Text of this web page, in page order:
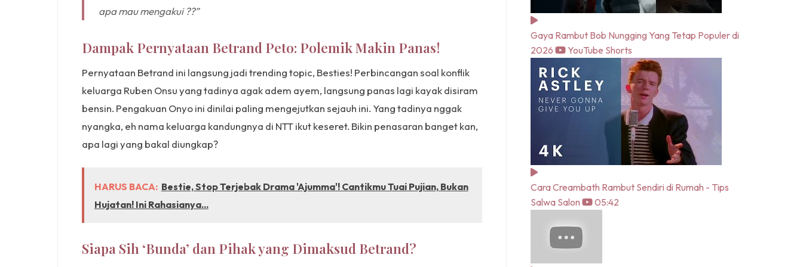
apa mau mengakui ??”
Dampak Pernyataan Betrand Peto: Polemik Makin Panas!
Pernyataan Betrand ini langsung jadi trending topic, Besties! Perbincangan soal konflik
keluarga Ruben Onsu yang tadinya agak adem ayem, langsung panas lagi kayak disiram
bensin. Pengakuan Onyo ini dinilai paling mengejutkan sejauh ini. Yang tadinya nggak
nyangka, eh nama keluarga kandungnya di NTT ikut keseret. Bikin penasaran banget kan,
apa lagi yang bakal diungkap?
HARUS BACA: Bestie, Stop Terjebak Drama 'Ajumma'! Cantikmu Tuai Pujian, Bukan
Hujatan! Ini Rahasianya...
Siapa Sih ‘Bunda’ dan Pihak yang Dimaksud Betrand?
Gaya Rambut Bob Nungging Yang Tetap Populer di
2026
YouTube Shorts
Cara Creambath Rambut Sendiri di Rumah - Tips
Salwa Salon
05:42